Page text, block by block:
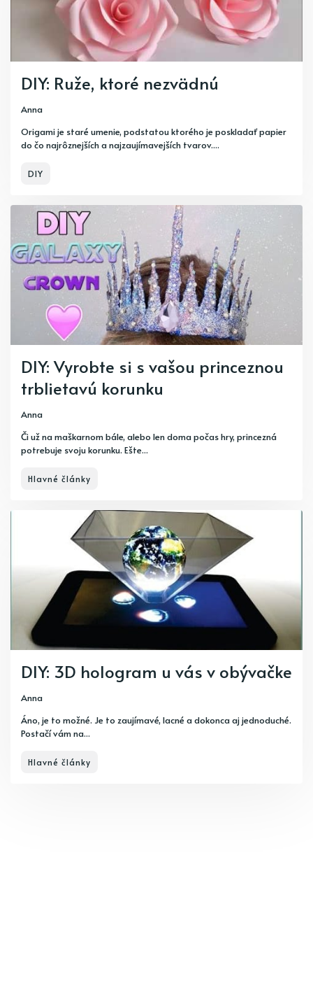
DIY: Ruže, ktoré nezvädnú
Anna
Origami je staré umenie, podstatou ktorého je poskladať papier
do čo najrôznejších a najzaujímavejších tvarov....
DIY
DIY: Vyrobte si s vašou princeznou
trblietavú korunku
Anna
Či už na maškarnom bále, alebo len doma počas hry, princezná
potrebuje svoju korunku. Ešte...
Hlavné články
DIY: 3D hologram u vás v obývačke
Anna
Áno, je to možné. Je to zaujímavé, lacné a dokonca aj jednoduché.
Postačí vám na...
Hlavné články